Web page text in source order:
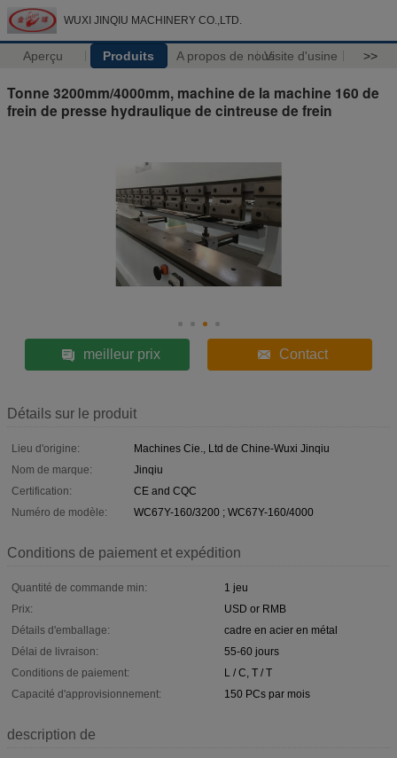
WUXI JINQIU MACHINERY CO.,LTD.
Aperçu Produits A propos de nousVisite d'usine >>
Tonne 3200mm/4000mm, machine de la machine 160 de
frein de presse hydraulique de cintreuse de frein
meilleur prix Contact
Détails sur le produit
Lieu d'origine:
Machines Cie., Ltd de Chine-Wuxi Jinqiu
Nom de marque:
Jinqiu
Certification:
CE and CQC
Numéro de modèle:
WC67Y-160/3200 ; WC67Y-160/4000
Conditions de paiement et expédition
Quantité de commande min:
1 jeu
Prix:
USD or RMB
Détails d'emballage:
cadre en acier en métal
Délai de livraison:
55-60 jours
Conditions de paiement:
L / C, T / T
Capacité d'approvisionnement:
150 PCs par mois
description de